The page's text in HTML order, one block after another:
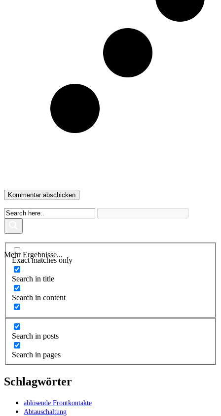
Mehr Ergebnisse...
Exact matches only
Search in title
Search in content
Search in posts
Search in pages
Schlagwörter
ablösende Frontkontakte
Abtauschaltung